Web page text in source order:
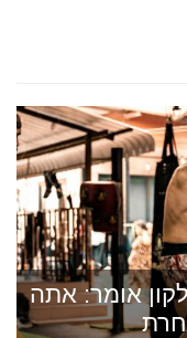
אומר: אתה